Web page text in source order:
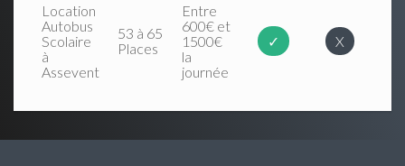
Location
Autobus
Scolaire
à
Assevent
53 à 65
Places
Entre
600€ et
1500€
la
journée
✓ X